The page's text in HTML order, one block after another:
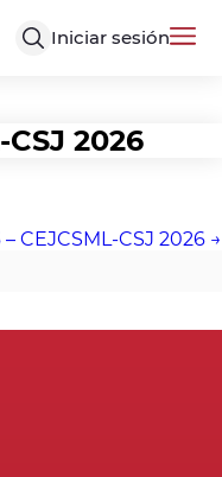
Iniciar sesión
2026
CEJCSML-CSJ 2026